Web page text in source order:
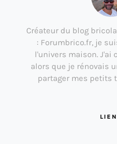
Créateur du blog
: Forumbrico.fr, je
l'univers maison. J'ai
alors que je rénovais
partager mes petits